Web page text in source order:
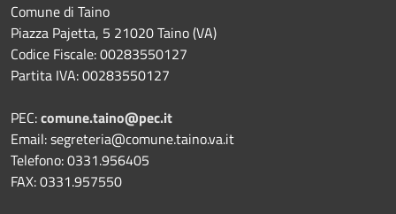
Comune di Taino
Piazza Pajetta, 5 21020 Taino (VA)
Codice Fiscale: 00283550127
Partita IVA: 00283550127
PEC:comune.taino@pec.it
Email: segreteria@comune.taino.va.it
Telefono: 0331.956405
FAX: 0331.957550